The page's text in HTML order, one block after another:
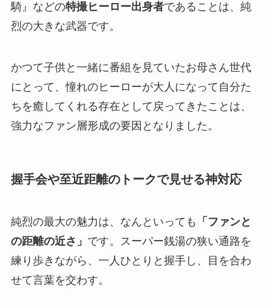
騎』などの特撮ヒーロー出身者であることは、純
烈の大きな武器です。
かつて子供と一緒に番組を見ていたお母さん世代
にとって、憧れのヒーローが大人になって自分た
ちを癒してくれる存在として戻ってきたことは、
強力なファン層形成の要因となりました。
握手会や至近距離のトークで見せる神対応
純烈の最大の魅力は、なんといっても
「ファンと
の距離の近さ」 です。スーパー銭湯の狭い通路を
練り歩きながら、一人ひとりと握手し、目を合わ
せて言葉を交わす。